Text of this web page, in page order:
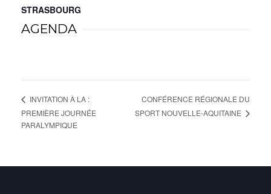
STRASBOURG
AGENDA
INVITATION À LA :
PREMIÈRE JOURNÉE
PARALYMPIQUE
CONFÉRENCE RÉGIONALE DU
SPORT NOUVELLE-AQUITAINE